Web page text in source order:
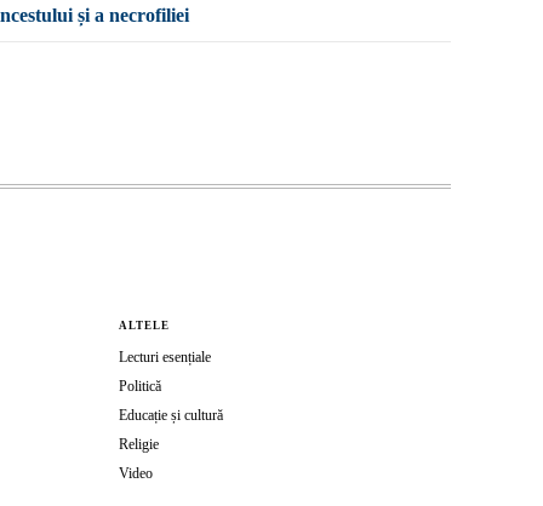
și a necrofiliei
ALTELE
Lecturi esențiale
Politică
Educație și cultură
Religie
Video